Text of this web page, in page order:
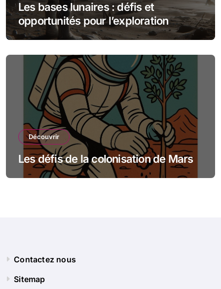
Les bases lunaires : défis et
opportunités pour l’exploration
spatiale
Découvrir
Les défis de la colonisation de Mars
Contactez nous
Sitemap